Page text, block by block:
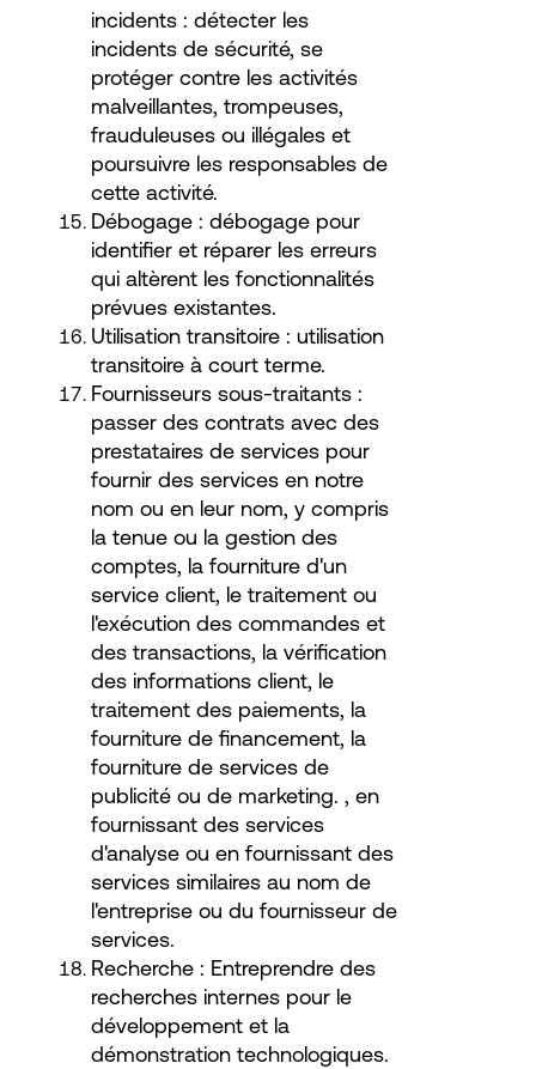
incidents : détecter les
incidents de sécurité, se
protéger contre les activités
malveillantes, trompeuses,
frauduleuses ou illégales et
poursuivre les responsables de
cette activité.
Débogage : débogage pour
identifier et réparer les erreurs
qui altèrent les fonctionnalités
prévues existantes.
Utilisation transitoire : utilisation
transitoire à court terme.
Fournisseurs sous-traitants :
passer des contrats avec des
prestataires de services pour
fournir des services en notre
nom ou en leur nom, y compris
la tenue ou la gestion des
comptes, la fourniture d'un
service client, le traitement ou
l'exécution des commandes et
des transactions, la vérification
des informations client, le
traitement des paiements, la
fourniture de financement, la
fourniture de services de
publicité ou de marketing. , en
fournissant des services
d'analyse ou en fournissant des
services similaires au nom de
l'entreprise ou du fournisseur de
services.
Recherche : Entreprendre des
recherches internes pour le
développement et la
démonstration technologiques.